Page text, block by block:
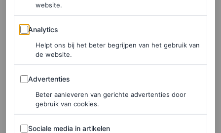
©MASSIMO DUTTI
Sandaal met hak en gesp, € 89,95
HIER TE KOOP
The Attico
website.
Analytics
Analytics
Helpt ons bij het beter begrijpen van het gebruik van
de website.
Advertenties
Advertenties
Beter aanleveren van gerichte advertenties door
gebruik van cookies.
Sociale media in artikelen
Sociale media in artikelen